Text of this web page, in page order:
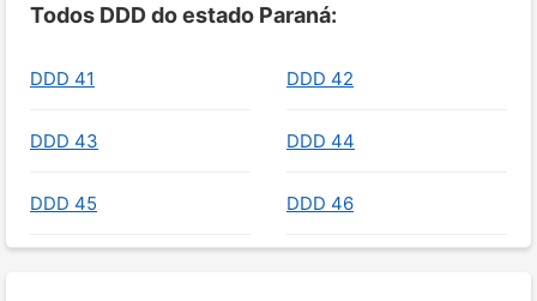
Todos DDD do estado Paraná:
DDD 41 DDD 42
DDD 43 DDD 44
DDD 45 DDD 46